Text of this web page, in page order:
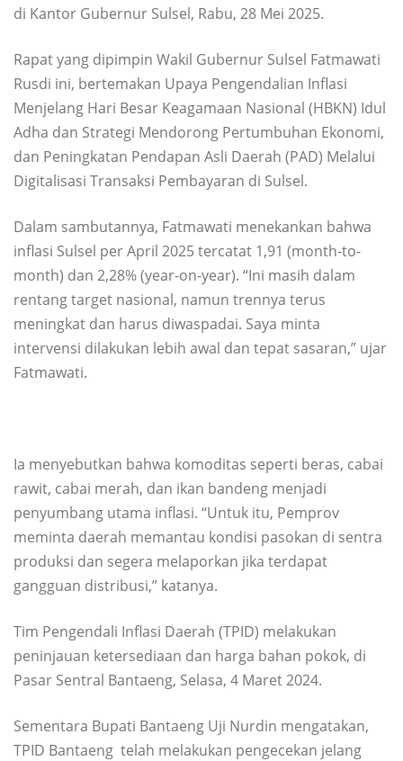
di Kantor Gubernur Sulsel, Rabu, 28 Mei 2025.
Rapat yang dipimpin Wakil Gubernur Sulsel Fatmawati
Rusdi ini, bertemakan Upaya Pengendalian Inflasi
Menjelang Hari Besar Keagamaan Nasional (HBKN) Idul
Adha dan Strategi Mendorong Pertumbuhan Ekonomi,
dan Peningkatan Pendapan Asli Daerah (PAD) Melalui
Digitalisasi Transaksi Pembayaran di Sulsel.
Dalam sambutannya, Fatmawati menekankan bahwa
inflasi Sulsel per April 2025 tercatat 1,91 (month-to-
month) dan 2,28% (year-on-year). “Ini masih dalam
rentang target nasional, namun trennya terus
meningkat dan harus diwaspadai. Saya minta
intervensi dilakukan lebih awal dan tepat sasaran,” ujar
Fatmawati.
Ia menyebutkan bahwa komoditas seperti beras, cabai
rawit, cabai merah, dan ikan bandeng menjadi
penyumbang utama inflasi. “Untuk itu, Pemprov
meminta daerah memantau kondisi pasokan di sentra
produksi dan segera melaporkan jika terdapat
gangguan distribusi,” katanya.
Tim Pengendali Inflasi Daerah (TPID) melakukan
peninjauan ketersediaan dan harga bahan pokok, di
Pasar Sentral Bantaeng, Selasa, 4 Maret 2024.
Sementara Bupati Bantaeng Uji Nurdin mengatakan,
TPID Bantaeng telah melakukan pengecekan jelang